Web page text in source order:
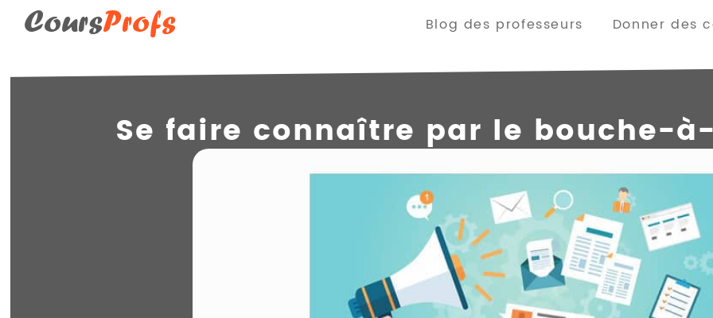
CoursProfs Blog des professeurs Donner des
Se faire connaître par le bouche-